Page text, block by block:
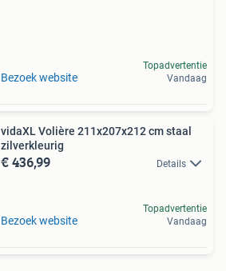
Bezoek website
Topadvertentie
Vandaag
vidaXL Volière 211x207x212 cm staal
zilverkleurig
€ 436,99 Details
Bezoek website
Topadvertentie
Vandaag